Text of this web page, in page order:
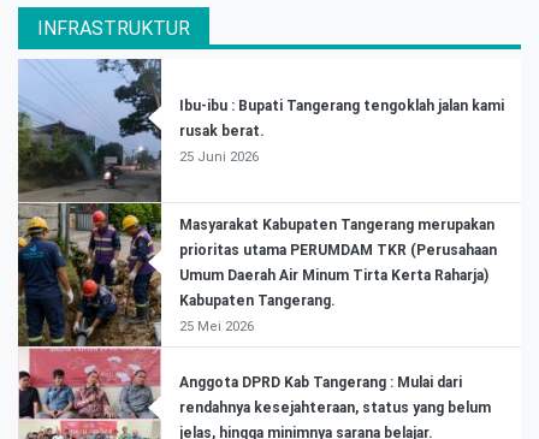
INFRASTRUKTUR
Ibu-ibu : Bupati Tangerang tengoklah jalan kami
rusak berat.
25 Juni 2026
Masyarakat Kabupaten Tangerang merupakan
prioritas utama PERUMDAM TKR (Perusahaan
Umum Daerah Air Minum Tirta Kerta Raharja)
Kabupaten Tangerang.
25 Mei 2026
Anggota DPRD Kab Tangerang : Mulai dari
rendahnya kesejahteraan, status yang belum
jelas, hingga minimnya sarana belajar.